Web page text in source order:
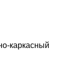
каркасный